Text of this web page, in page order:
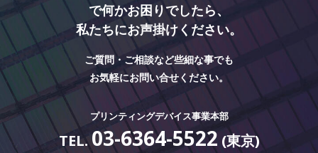
で何かお困りでしたら、
私たちにお声掛けください。
ご質問・ご相談など些細な事でも
お気軽にお問い合せください。
プリンティングデバイス事業本部
TEL.03-6364-5522 (東京)